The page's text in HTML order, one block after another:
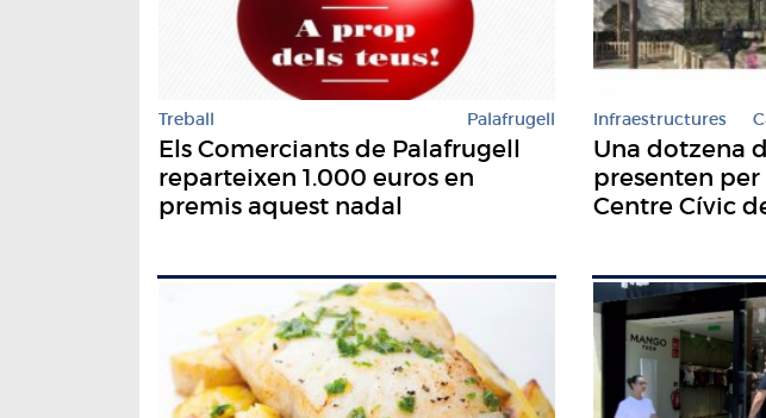
Treball Palafrugell
Els Comerciants de Palafrugell
reparteixen 1.000 euros en
premis aquest nadal
Infraestructures
Una dotzena
presenten
Centre Cívic